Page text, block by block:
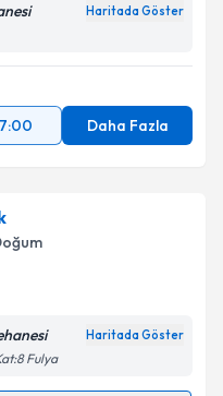
Haritada Göster
Daha Fazla
Haritada Göster
Fulya